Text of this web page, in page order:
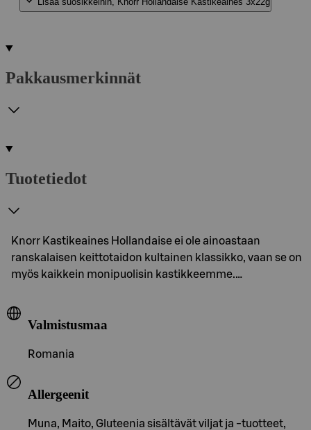
Pakkausmerkinnät
Tuotetiedot
Knorr Kastikeaines Hollandaise ei ole ainoastaan
ranskalaisen keittotaidon kultainen klassikko, vaan se on
myös kaikkein monipuolisin kastikkeemme.…
Valmistusmaa
Romania
Allergeenit
Muna, Maito, Gluteenia sisältävät viljat ja -tuotteet,